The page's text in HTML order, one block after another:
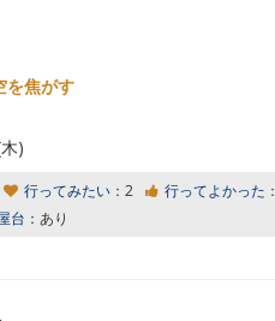
を焦がす
)
行ってみたい： 2 行ってよかった：
台： あり